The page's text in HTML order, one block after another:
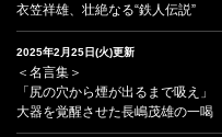
衣笠祥雄、壮絶なる“鉄人伝説”
2025年2月25日(火)更新
＜名言集＞
「尻の穴から煙が出るまで吸え」
大器を覚醒させた長嶋茂雄の一喝